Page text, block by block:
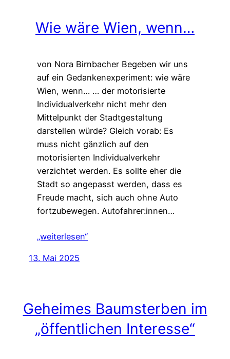
Wie wäre Wien, wenn…
von Nora Birnbacher Begeben wir uns
auf ein Gedankenexperiment: wie wäre
Wien, wenn… … der motorisierte
Individualverkehr nicht mehr den
Mittelpunkt der Stadtgestaltung
darstellen würde? Gleich vorab: Es
muss nicht gänzlich auf den
motorisierten Individualverkehr
verzichtet werden. Es sollte eher die
Stadt so angepasst werden, dass es
Freude macht, sich auch ohne Auto
fortzubewegen. Autofahrer:innen…
„weiterlesen“
13. Mai 2025
Geheimes Baumsterben im
„öffentlichen Interesse“